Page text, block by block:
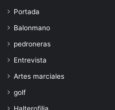
Portada
Balonmano
pedroneras
Entrevista
Artes marciales
golf
Halterofilia